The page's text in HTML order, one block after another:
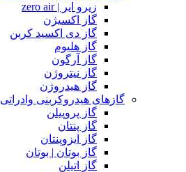
زیرو ایر | zero air
گاز اکسیژن
گاز دی اکسید کربن
گاز هلیوم
گاز آرگون
گاز نیتروژن
گاز هیدروژن
گازهای هیدروکربنی وادراتی
گاز پروپیلن
گاز پنتان
گاز ایزوپنتان
گاز بوتان | بوتان
گاز اتیلن